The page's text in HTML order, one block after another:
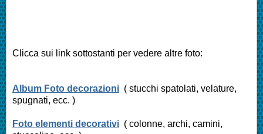
Clicca sui link sottostanti per vedere altre foto:
Album Foto decorazioni ( stucchi spatolati, velature,
spugnati, ecc. )
Foto elementi decorativi ( colonne, archi, camini,